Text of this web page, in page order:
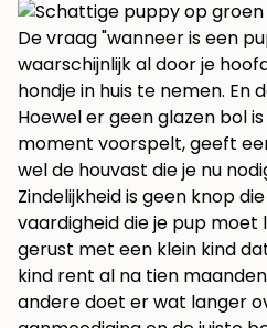
De vraag "wanneer is een
waarschijnlijk al door je
hondje in huis te nemen. En
Hoewel er geen glazen bol
moment voorspelt, geeft
wel de houvast die je nu
Zindelijkheid is geen knop
vaardigheid die je pup moet
gerust met een klein kind
kind rent al na tien
andere doet er wat langer